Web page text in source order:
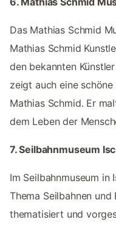
Das Mathias Schmid
Mathias Schmid
den bekannten
zeigt auch eine
Mathias Schmid. Er
dem Leben der
7. Seilbahnmuseum
Im Seilbahnmuseum in
Thema Seilbahnen
thematisiert und